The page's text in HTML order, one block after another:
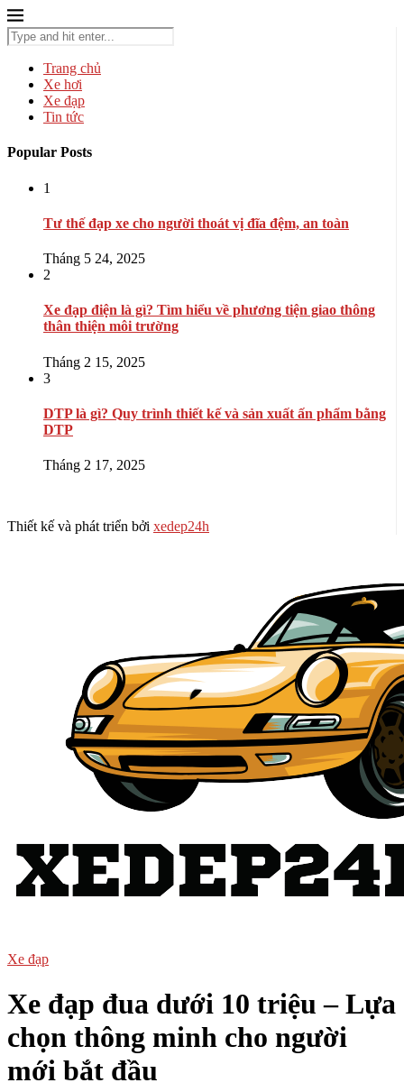
Trang chủ
Xe hơi
Xe đạp
Tin tức
Popular Posts
1
Tư thế đạp xe cho người thoát vị đĩa đệm, an toàn
Tháng 5 24, 2025
2
Xe đạp điện là gì? Tìm hiểu về phương tiện giao thông
thân thiện môi trường
Tháng 2 15, 2025
3
DTP là gì? Quy trình thiết kế và sản xuất ấn phẩm bằng
DTP
Tháng 2 17, 2025
Thiết kế và phát triển bởi xedep24h
Xe đạp
Xe đạp đua dưới 10 triệu – Lựa
chọn thông minh cho người
mới bắt đầu